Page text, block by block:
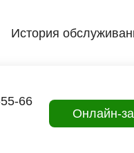
История
66
Онлайн-